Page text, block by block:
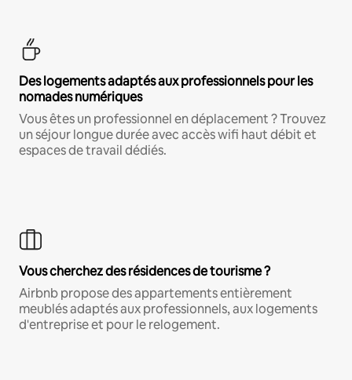
Des logements adaptés aux professionnels pour les
nomades numériques
Vous êtes un professionnel en déplacement ? Trouvez
un séjour longue durée avec accès wifi haut débit et
espaces de travail dédiés.
Vous cherchez des résidences de tourisme ?
Airbnb propose des appartements entièrement
meublés adaptés aux professionnels, aux logements
d'entreprise et pour le relogement.